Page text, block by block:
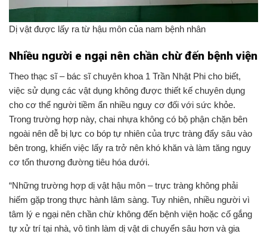
Dị vật được lấy ra từ hậu môn của nam bệnh nhân
Nhiều người e ngại nên chần chừ đến bệnh viện
Theo thạc sĩ – bác sĩ chuyên khoa 1 Trần Nhật Phi cho biết,
việc sử dụng các vật dụng không được thiết kế chuyên dụng
cho cơ thể người tiềm ẩn nhiều nguy cơ đối với sức khỏe.
Trong trường hợp này, chai nhựa không có bộ phận chặn bên
ngoài nên dễ bị lực co bóp tự nhiên của trực tràng đẩy sâu vào
bên trong, khiến việc lấy ra trở nên khó khăn và làm tăng nguy
cơ tổn thương đường tiêu hóa dưới.
“Những trường hợp dị vật hậu môn – trực tràng không phải
hiếm gặp trong thực hành lâm sàng. Tuy nhiên, nhiều người vì
tâm lý e ngại nên chần chừ không đến bệnh viện hoặc cố gắng
tự xử trí tại nhà, vô tình làm dị vật di chuyển sâu hơn và gia